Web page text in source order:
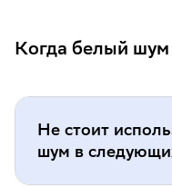
Когда белый
Не стоит
шум в